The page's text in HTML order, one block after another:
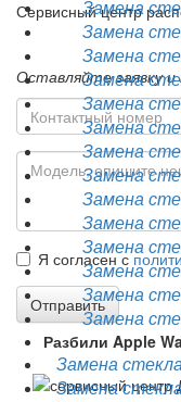
Замена
Замена
Замена
Замена
Замена
Замена
Замена
Замена
Замена
Замена
Замена
Замена
Замена
Замена
Разбили Apple
Замена
Замена стекла
Сервисный центр
Оставляйте заявку
Я согласен с
Отправить